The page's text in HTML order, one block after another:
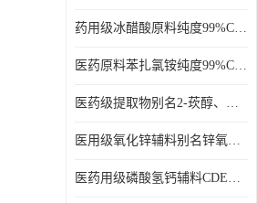
药用级冰醋酸原料纯度99%CDE备案COA质检
医药原料苯扎氯铵纯度99%CDE备案500g/瓶
医药级提取物别名2-莰醇、龙脑1kg/袋
医用级氧化锌辅料别名锌氧粉CDE备案cas1314-13-2
医药用级磷酸氢钙辅料CDE备案CAS7757-93-9